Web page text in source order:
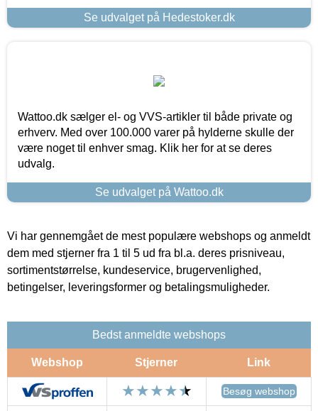
Se udvalget på Hedestoker.dk
Wattoo.dk sælger el- og VVS-artikler til både private og
erhverv. Med over 100.000 varer på hylderne skulle der
være noget til enhver smag. Klik her for at se deres
udvalg.
Se udvalget på Wattoo.dk
Vi har gennemgået de mest populære webshops og anmeldt
dem med stjerner fra 1 til 5 ud fra bl.a. deres prisniveau,
sortimentstørrelse, kundeservice, brugervenlighed,
betingelser, leveringsformer og betalingsmuligheder.
Bedst anmeldte webshops
Webshop Stjerner Link
Besøg webshop